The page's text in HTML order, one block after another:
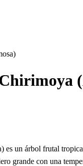
es un árbol frutal
grande con una